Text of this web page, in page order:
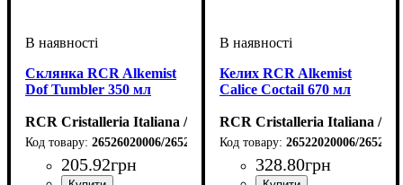
Склянка RCR Alkemist
Dof Tumbler 350 мл
RCR Cristalleria Italiana / Італія
26526020006/26526020106
205.92грн
Келих RCR Alkemist
Calice Coctail 670 мл
RCR Cristalleria Italiana /
26522020006/
328.80грн